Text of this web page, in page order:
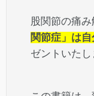
股関節の痛
関節症」は
ゼントいたし